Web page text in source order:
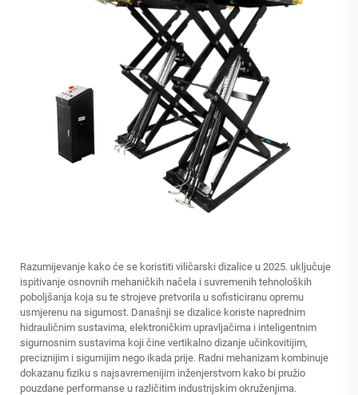
Razumijevanje kako će se koristiti viličarski dizalice u 2025. uključuje
ispitivanje osnovnih mehaničkih načela i suvremenih tehnoloških
poboljšanja koja su te strojeve pretvorila u sofisticiranu opremu
usmjerenu na sigurnost. Današnji se dizalice koriste naprednim
hidrauličnim sustavima, elektroničkim upravljačima i inteligentnim
sigurnosnim sustavima koji čine vertikalno dizanje učinkovitijim,
preciznijim i sigurnijim nego ikada prije. Radni mehanizam kombinuje
dokazanu fiziku s najsavremenijim inženjerstvom kako bi pružio
pouzdane performanse u različitim industrijskim okruženjima.